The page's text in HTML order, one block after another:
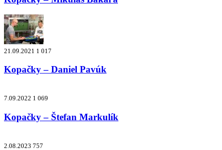
21.09.2021 1 017
Kopačky – Daniel Pavúk
7.09.2022 1 069
Kopačky – Štefan Markulík
2.08.2023 757